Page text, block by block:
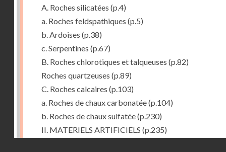
A. Roches silicatées (p.4)
a. Roches feldspathiques (p.5)
b. Ardoises (p.38)
c. Serpentines (p.67)
B. Roches chlorotiques et talqueuses (p.82)
Roches quartzeuses (p.89)
C. Roches calcaires (p.103)
a. Roches de chaux carbonatée(p.104)
b. Roches de chaux sulfatée(p.230)
II. MATERIELS ARTIFICIELS (p.235)